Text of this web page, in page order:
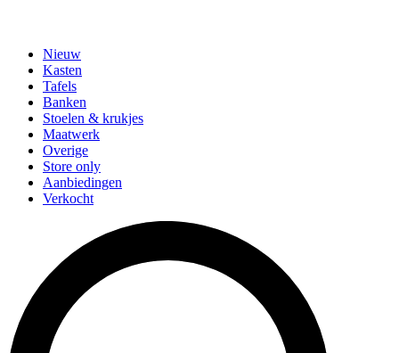
Nieuw
Kasten
Tafels
Banken
Stoelen & krukjes
Maatwerk
Overige
Store only
Aanbiedingen
Verkocht